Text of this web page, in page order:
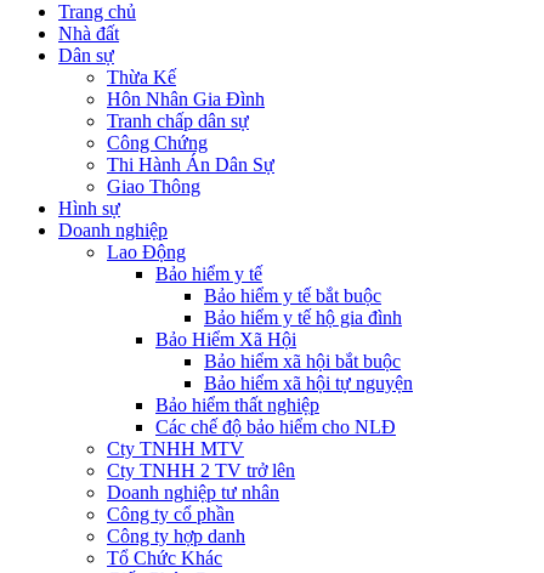
Trang chủ
Nhà đất
Dân sự
Thừa Kế
Hôn Nhân Gia Đình
Tranh chấp dân sự
Công Chứng
Thi Hành Án Dân Sự
Giao Thông
Hình sự
Doanh nghiệp
Lao Động
Bảo hiểm y tế
Bảo hiểm y tế bắt buộc
Bảo hiểm y tế hộ gia đình
Bảo Hiểm Xã Hội
Bảo hiểm xã hội bắt buộc
Bảo hiểm xã hội tự nguyện
Bảo hiểm thất nghiệp
Các chế độ bảo hiểm cho NLĐ
Cty TNHH MTV
Cty TNHH 2 TV trở lên
Doanh nghiệp tư nhân
Công ty cổ phần
Công ty hợp danh
Tổ Chức Khác